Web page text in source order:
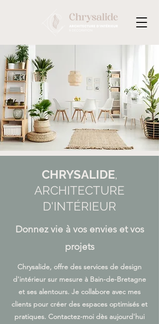
CHRYSALIDE,
ARCHITECTURE
D'INTÉRIEUR
Donnez vie à vos envies et vos
projets
Chrysalide, offre des services de design
d'intérieur sur mesure à Bain-de-Bretagne
et ses alentours. Je collabore avec mes
clients pour créer des espaces optimisés et
pratiques. Contactez-moi dès aujourd'hui